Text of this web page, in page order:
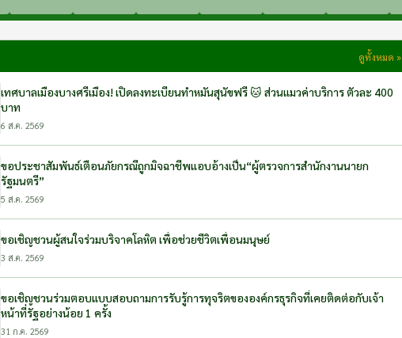
ดูทั้งหมด »
เทศบาลเมืองบางศรีเมือง! เปิดลงทะเบียนทำหมันสุนัขฟรี 🐱 ส่วนแมวค่าบริการ ตัวละ 400
บาท
6 ส.ค. 2569
ขอประชาสัมพันธ์เตือนภัยกรณีถูกมิจฉาชีพแอบอ้างเป็น“ผู้ตรวจการสำนักงานนายก
รัฐมนตรี”
5 ส.ค. 2569
ขอเชิญชวนผู้สนใจร่วมบริจาคโลหิต เพื่อช่วยชีวิตเพื่อนมนุษย์
3 ส.ค. 2569
ขอเชิญชวนร่วมตอบแบบสอบถามการรับรู้การทุจริตขององค์กรธุรกิจที่เคยติดต่อกับเจ้า
หน้าที่รัฐอย่างน้อย 1 ครั้ง
31 ก.ค. 2569